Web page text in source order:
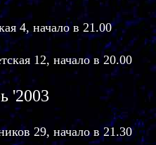
4, начало в 21.00
12, начало в 20.00
'2003
29, начало в 21.30